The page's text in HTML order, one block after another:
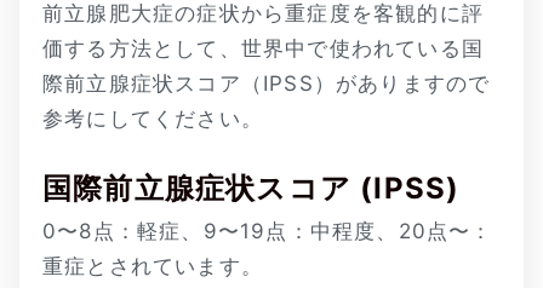
前立腺肥大症の症状から重症度を客観的に評
価する方法として、世界中で使われている国
際前立腺症状スコア（IPSS）がありますので
参考にしてください。
国際前立腺症状スコア (IPSS)
0〜8点：軽症、9〜19点：中程度、20点〜：
重症とされています。